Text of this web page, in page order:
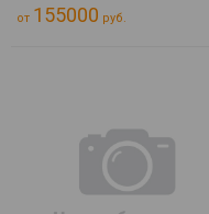
от 155000 руб.